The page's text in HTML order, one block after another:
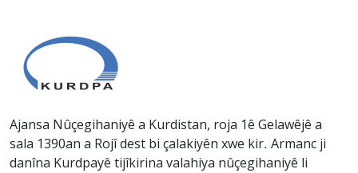
Ajansa Nûçegihaniyê a Kurdistan, roja 1ê Gelawêjê a
sala 1390an a Rojî dest bi çalakiyên xwe kir. Armanc ji
danîna Kurdpayê tijîkirina valahiya nûçegihaniyê li